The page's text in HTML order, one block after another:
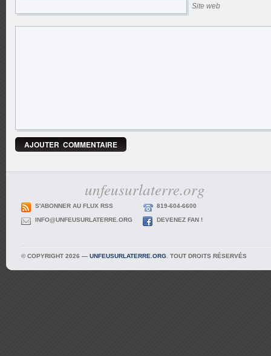
Site web
unfeusurlaterre.org
S'ABONNER AU FLUX RSS 819-604-6600
INFO@UNFEUSURLATERRE.ORG DEVENEZ FAN !
© COPYRIGHT 2026 — UNFEUSURLATERRE.ORG . TOUT DROITS RÉSERVÉS